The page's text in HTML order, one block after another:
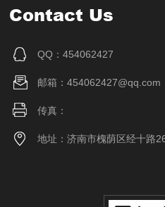
Contact Us
QQ：454062427
邮箱：454062427@qq.com
传真：
地址：济南市槐荫区经十路